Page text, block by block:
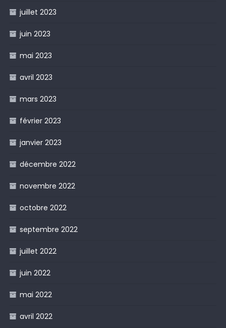
juillet 2023
juin 2023
mai 2023
avril 2023
mars 2023
février 2023
janvier 2023
décembre 2022
novembre 2022
octobre 2022
septembre 2022
juillet 2022
juin 2022
mai 2022
avril 2022